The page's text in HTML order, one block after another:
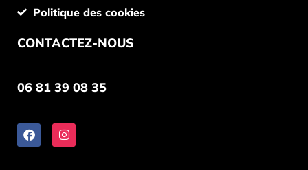
Politique des cookies
CONTACTEZ-NOUS
06 81 39 08 35